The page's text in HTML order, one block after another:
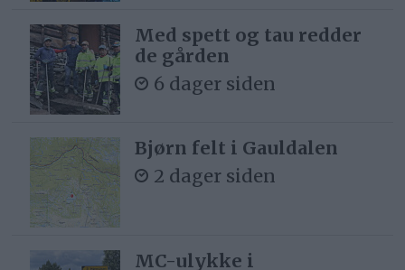
Med spett og tau redder
de gården
6 dager siden
Bjørn felt i Gauldalen
2 dager siden
MC-ulykke i